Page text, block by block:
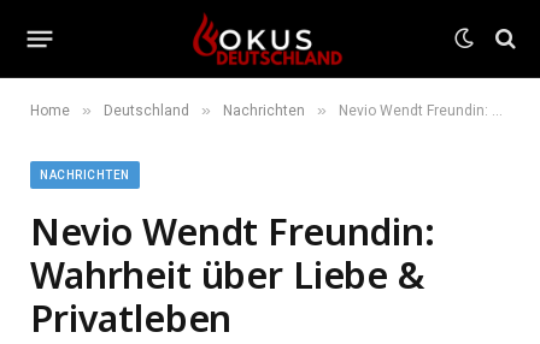
Home » Deutschland » Nachrichten » Nevio Wendt Freundin: Wahrheit über Liebe & Privatleben
NACHRICHTEN
Nevio Wendt Freundin:
Wahrheit über Liebe &
Privatleben